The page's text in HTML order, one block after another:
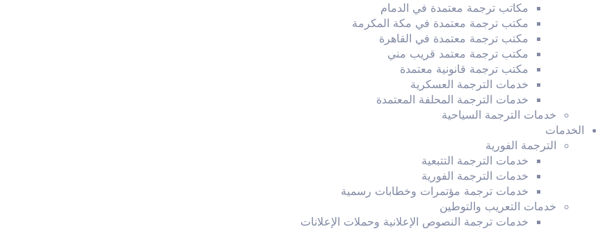
مكاتب ترجمة معتمدة في الدمام
مكتب ترجمة معتمدة في مكة المكرمة
مكتب ترجمة معتمدة في القاهرة
مكتب ترجمة معتمد قريب مني
مكتب ترجمة قانونية معتمدة
خدمات الترجمة العسكرية
خدمات الترجمة المحلفة المعتمدة
خدمات الترجمة السياحية
الخدمات
الترجمة الفورية
خدمات الترجمة التتبعية
خدمات الترجمة الفورية
خدمات ترجمة مؤتمرات وخطابات رسمية
خدمات التعريب والتوطين
خدمات ترجمة النصوص الإعلانية وحملات الإعلانات